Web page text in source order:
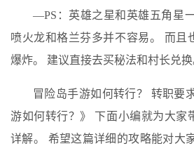
—PS：英雄之星和英雄五角星
喷火龙和格兰芬多并不容易。 而且
爆炸。 建议直接去买秘法和村长兑换
冒险岛手游如何转行？ 转职要
游如何转行？》 下面小编就为大家
详解。 希望这篇详细的攻略能对大